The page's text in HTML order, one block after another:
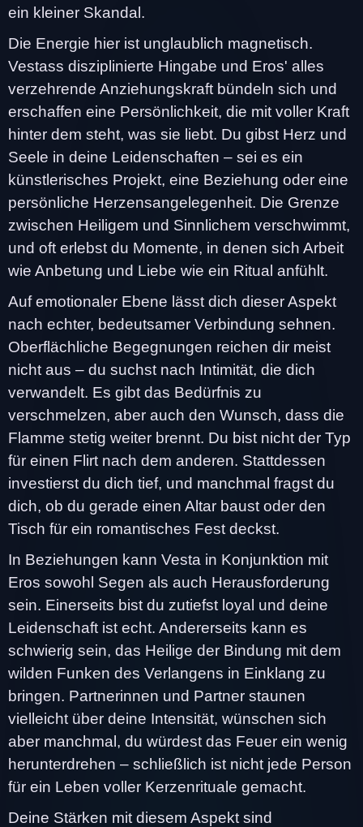
ein kleiner Skandal.
Die Energie hier ist unglaublich magnetisch.
Vestass disziplinierte Hingabe und Eros' alles
verzehrende Anziehungskraft bündeln sich und
erschaffen eine Persönlichkeit, die mit voller Kraft
hinter dem steht, was sie liebt. Du gibst Herz und
Seele in deine Leidenschaften – sei es ein
künstlerisches Projekt, eine Beziehung oder eine
persönliche Herzensangelegenheit. Die Grenze
zwischen Heiligem und Sinnlichem verschwimmt,
und oft erlebst du Momente, in denen sich Arbeit
wie Anbetung und Liebe wie ein Ritual anfühlt.
Auf emotionaler Ebene lässt dich dieser Aspekt
nach echter, bedeutsamer Verbindung sehnen.
Oberflächliche Begegnungen reichen dir meist
nicht aus – du suchst nach Intimität, die dich
verwandelt. Es gibt das Bedürfnis zu
verschmelzen, aber auch den Wunsch, dass die
Flamme stetig weiter brennt. Du bist nicht der Typ
für einen Flirt nach dem anderen. Stattdessen
investierst du dich tief, und manchmal fragst du
dich, ob du gerade einen Altar baust oder den
Tisch für ein romantisches Fest deckst.
In Beziehungen kann Vesta in Konjunktion mit
Eros sowohl Segen als auch Herausforderung
sein. Einerseits bist du zutiefst loyal und deine
Leidenschaft ist echt. Andererseits kann es
schwierig sein, das Heilige der Bindung mit dem
wilden Funken des Verlangens in Einklang zu
bringen. Partnerinnen und Partner staunen
vielleicht über deine Intensität, wünschen sich
aber manchmal, du würdest das Feuer ein wenig
herunterdrehen – schließlich ist nicht jede Person
für ein Leben voller Kerzenrituale gemacht.
Deine Stärken mit diesem Aspekt sind